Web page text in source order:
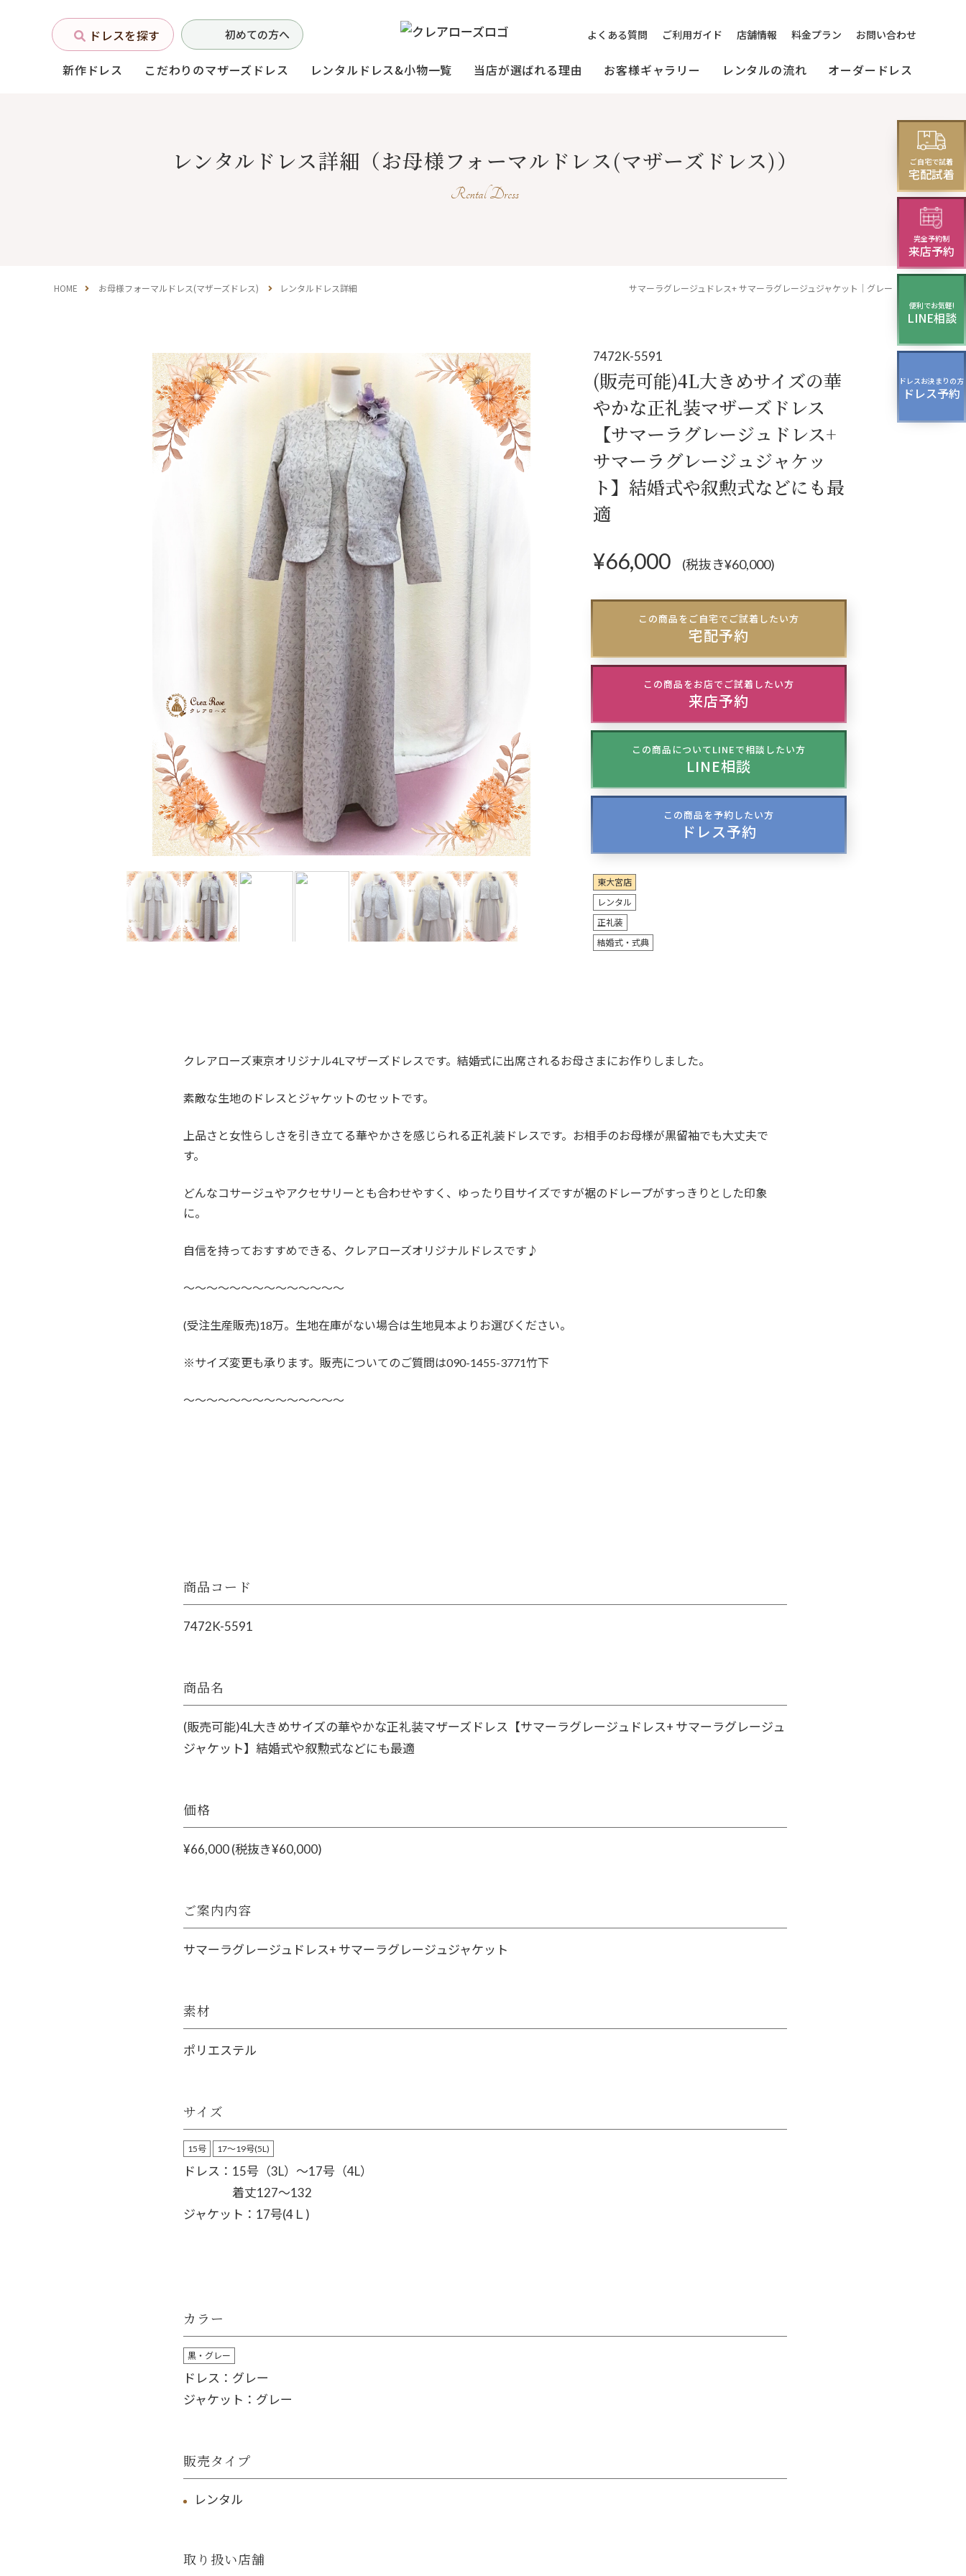
ドレスを探す 初めての方へ よくある質問 ご利用ガイド 店舗情報 料金プラン お問い合わせ
新作ドレス こだわりのマザーズドレス レンタルドレス&小物一覧
お母様フォーマルドレス
(マザーズドレス)
フォーマルドレス
(40～50代の方向け)
フォーマルドレス
(おばあ様向け)
演奏会・発表会・舞台用
華やかロングドレス・
還暦お祝いドレス
立食パーティー、
クルージング、
ダンスパーティーのドレス
当店が選ばれる理由 お客様ギャラリー レンタルの流れ
[宅配]
試着・レンタルの流れ
[来店]
試着・レンタルの流れ
オーダードレス
オーダードレス
セミオーダードレス
(セレクトプラン)
レンタルドレス詳細 （お母様フォーマルドレス(マザーズドレス)）
Rental Dress
HOME お母様フォーマルドレス(マザーズドレス) レンタルドレス詳細
7472K-5591
(販売可能)4L大きめサイズの華
やかな正礼装マザーズドレス
【サマーラグレージュドレス+
サマーラグレージュジャケッ
ト】結婚式や叙勲式などにも最
適
¥66,000 (税抜き¥60,000)
この商品をご自宅でご試着したい方
宅配予約
この商品をお店でご試着したい方
来店予約
この商品についてLINEで相談したい方
LINE相談
この商品を予約したい方
ドレス予約
東大宮店
レンタル
正礼装
結婚式・式典
クレアローズ東京オリジナル4Lマザーズドレスです。結婚式に出席されるお母さまにお作りしました。
素敵な生地のドレスとジャケットのセットです。
上品さと女性らしさを引き立てる華やかさを感じられる正礼装ドレスです。お相手のお母様が黒留袖でも大丈夫で
す。
どんなコサージュやアクセサリーとも合わせやすく、ゆったり目サイズですが裾のドレープがすっきりとした印象
に。
自信を持っておすすめできる、クレアローズオリジナルドレスです♪
〜〜〜〜〜〜〜〜〜〜〜〜〜〜
(受注生産販売)18万。生地在庫がない場合は生地見本よりお選びください。
※サイズ変更も承ります。販売についてのご質問は090-1455-3771竹下
〜〜〜〜〜〜〜〜〜〜〜〜〜〜
商品コード
7472K-5591
商品名
(販売可能)4L大きめサイズの華やかな正礼装マザーズドレス【サマーラグレージュドレス+ サマーラグレージュ
ジャケット】結婚式や叙勲式などにも最適
価格
¥66,000 (税抜き¥60,000)
ご案内内容
サマーラグレージュドレス+ サマーラグレージュジャケット
素材
ポリエステル
サイズ
15号 17～19号(5L)
ドレス：15号（3L）～17号（4L）
着丈127〜132
ジャケット：17号(4Ｌ)
カラー
黒・グレー
ドレス：グレー
ジャケット：グレー
販売タイプ
レンタル
取り扱い店舗
ご自宅で試着
宅配試着
完全予約制
来店予約
便利でお気軽!
LINE相談
ドレスお決まりの方
ドレス予約